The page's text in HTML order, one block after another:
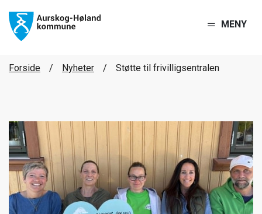
MENY
Forside Nyheter Støtte til frivilligsentralen